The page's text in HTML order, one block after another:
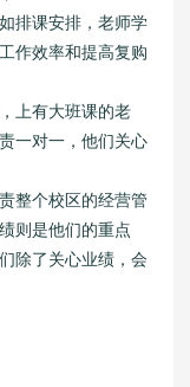
排课安排，老师学
作效率和提高复购
上有大班课的老
一对一，他们关心
整个校区的经营管
则是他们的重点
除了关心业绩，会